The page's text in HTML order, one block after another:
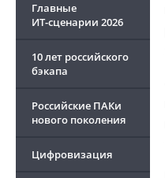
Главные
ИТ-сценарии 2026
10 лет российского
бэкапа
Российские ПАКи
нового поколения
Цифровизация